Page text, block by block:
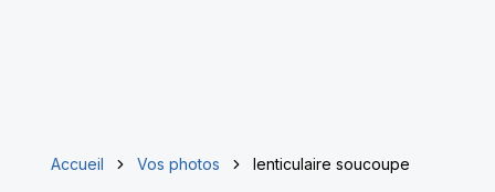
Accueil Vos photos lenticulaire soucoupe